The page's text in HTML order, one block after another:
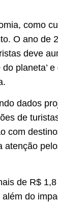
como
O ano de
deve
planeta’
dados
de
com
atenção
de R$
do